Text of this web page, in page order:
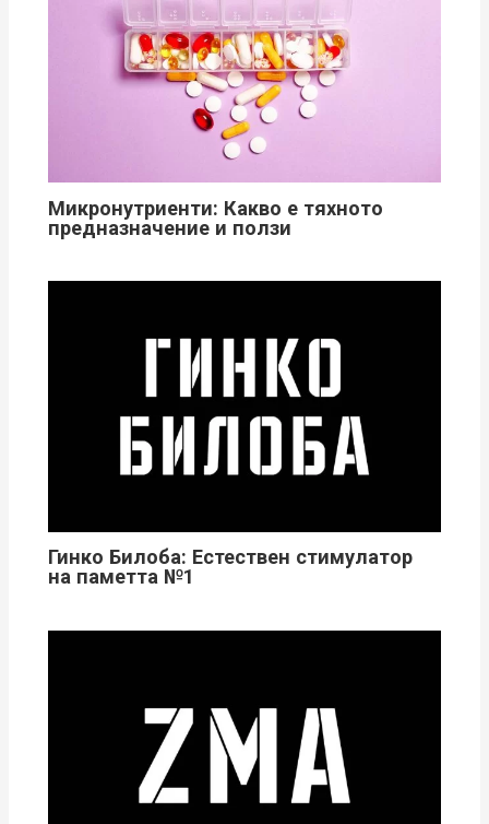
Микронутриенти: Какво е тяхното
предназначение и ползи
Гинко Билоба: Естествен стимулатор
на паметта №1